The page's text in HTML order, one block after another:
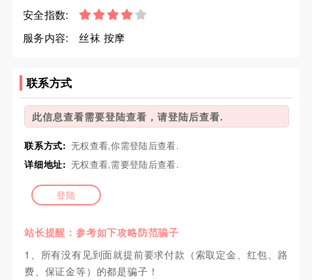
安全指数:
服务内容:
丝袜 按摩
联系方式
此信息查看需要登陆查看，请登陆后查看.
联系方式: 无权查看,你需登陆后查看.
详细地址: 无权查看,需要登陆后查看.
登陆
站长提醒：参考如下攻略防范骗子
1、所有没有见到面就提前要求付款（索取定金、红包、路
费、保证金等）的都是骗子！